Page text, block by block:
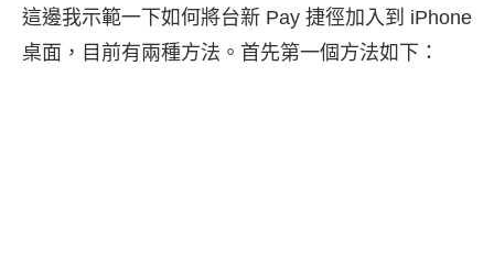
這邊我示範一下如何將台新 Pay 捷徑加入到 iPhone
桌面，目前有兩種方法。首先第一個方法如下：